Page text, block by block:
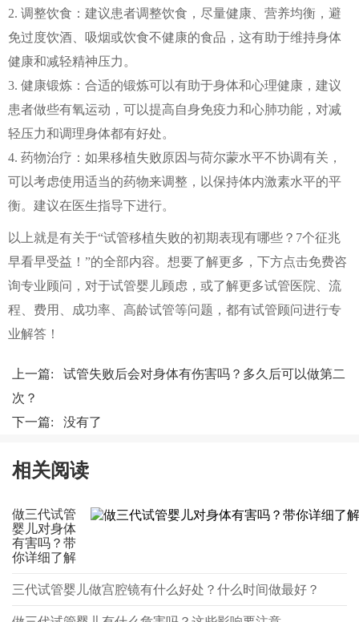
2. 调整饮食：建议患者调整饮食，尽量健康、营养均衡，避
免过度饮酒、吸烟或饮食不健康的食品，这有助于维持身体
健康和减轻精神压力。
3. 健康锻炼：合适的锻炼可以有助于身体和心理健康，建议
患者做些有氧运动，可以提高自身免疫力和心肺功能，对减
轻压力和调理身体都有好处。
4. 药物治疗：如果移植失败原因与荷尔蒙水平不协调有关，
可以考虑使用适当的药物来调整，以保持体内激素水平的平
衡。建议在医生指导下进行。
以上就是有关于“试管移植失败的初期表现有哪些？7个征兆
早看早受益！”的全部内容。想要了解更多，下方点击免费咨
询专业顾问，对于试管婴儿顾虑，或了解更多试管医院、流
程、费用、成功率、高龄试管等问题，都有试管顾问进行专
业解答！
上一篇: 试管失败后会对身体有伤害吗？多久后可以做第二
次？
下一篇: 没有了
相关阅读
做三代试管
婴儿对身体
有害吗？带
你详细了解
三代试管婴儿做宫腔镜有什么好处？什么时间做最好？